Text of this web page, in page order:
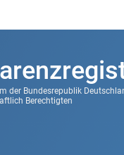
der Bundesrepublik
Berechtigten